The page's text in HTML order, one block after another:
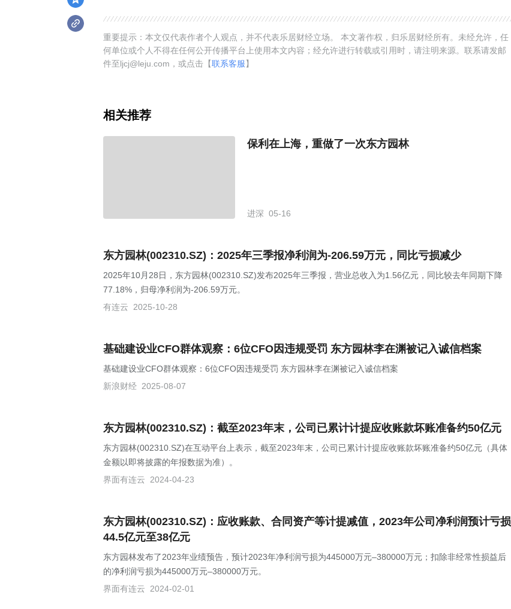
重要提示：本文仅代表作者个人观点，并不代表乐居财经立场。 本文著作权，归乐居财经所有。未经允许，任
何单位或个人不得在任何公开传播平台上使用本文内容；经允许进行转载或引用时，请注明来源。联系请发邮
件至ljcj@leju.com，或点击【联系客服】
相关推荐
保利在上海，重做了一次东方园林
进深 05-16
东方园林(002310.SZ)：2025年三季报净利润为-206.59万元，同比亏损减少
2025年10月28日，东方园林(002310.SZ)发布2025年三季报，营业总收入为1.56亿元，同比较去年同期下降
77.18%，归母净利润为-206.59万元。
有连云
2025-10-28
基础建设业CFO群体观察：6位CFO因违规受罚 东方园林李在渊被记入诚信档案
基础建设业CFO群体观察：6位CFO因违规受罚 东方园林李在渊被记入诚信档案
新浪财经 2025-08-07
东方园林(002310.SZ)：截至2023年末，公司已累计计提应收账款坏账准备约50亿元
东方园林(002310.SZ)在互动平台上表示，截至2023年末，公司已累计计提应收账款坏账准备约50亿元（具体
金额以即将披露的年报数据为准）。
界面有连云
2024-04-23
东方园林(002310.SZ)：应收账款、合同资产等计提减值，2023年公司净利润预计亏损
44.5亿元至38亿元
东方园林发布了2023年业绩预告，预计2023年净利润亏损为445000万元–380000万元；扣除非经常性损益后
的净利润亏损为445000万元–380000万元。
界面有连云
2024-02-01